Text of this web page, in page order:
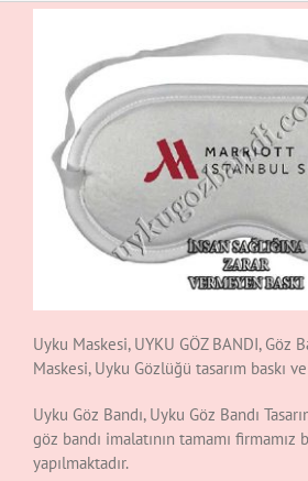
Uyku Maskesi, UYKU GÖZ BANDI, Göz
Maskesi, Uyku Gözlüğü tasarım baskı
Uyku Göz Bandı, Uyku Göz Bandı
göz bandı imalatının tamamı firmamız
yapılmaktadır.